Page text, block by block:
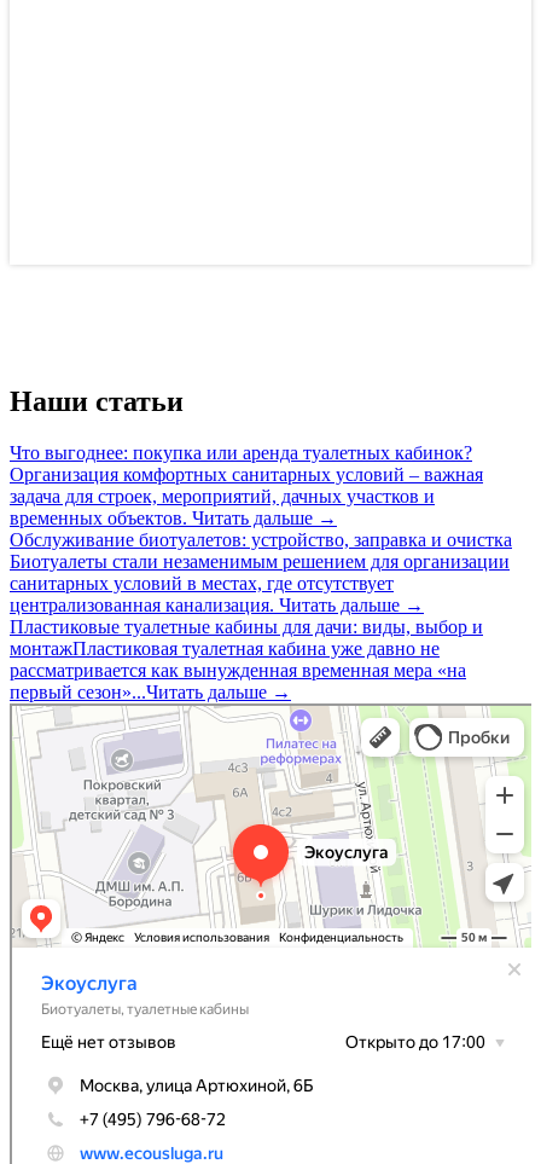
Наши статьи
Что выгоднее: покупка или аренда туалетных кабинок?
Организация комфортных санитарных условий – важная
задача для строек, мероприятий, дачных участков и
временных объектов. Читать дальше →
Обслуживание биотуалетов: устройство, заправка и очистка
Биотуалеты стали незаменимым решением для организации
санитарных условий в местах, где отсутствует
централизованная канализация. Читать дальше →
Пластиковые туалетные кабины для дачи: виды, выбор и
монтажПластиковая туалетная кабина уже давно не
рассматривается как вынужденная временная мера «на
первый сезон»...Читать дальше →